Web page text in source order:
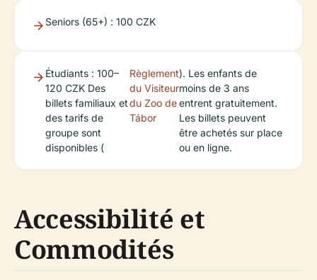
Seniors (65+) : 100 CZK
Étudiants : 100–
120 CZK Des
billets familiaux et
des tarifs de
groupe sont
disponibles (
Règlement
du Visiteur
du Zoo de
Tábor
). Les enfants de
moins de 3 ans
entrent gratuitement.
Les billets peuvent
être achetés sur place
ou en ligne.
Accessibilité et
Commodités